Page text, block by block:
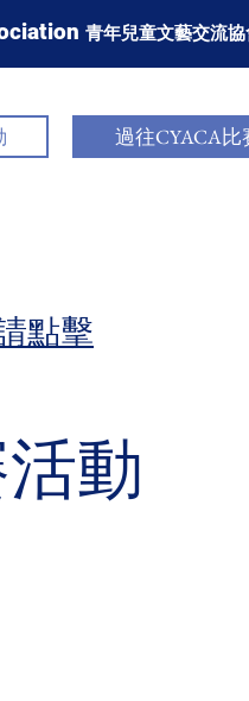
青年兒童文藝交流協
過往CYACA比
點擊
動